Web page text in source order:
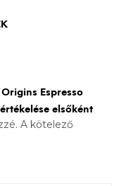
Espresso
elsőként
A kötelező